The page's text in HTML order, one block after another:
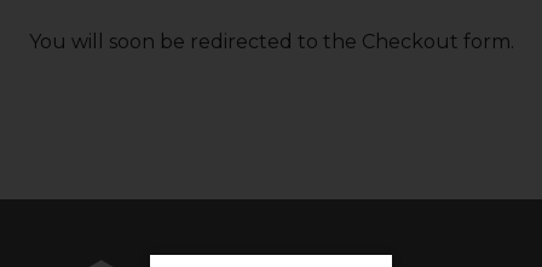
You will soon be redirected to the Checkout form.